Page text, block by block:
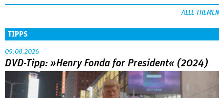
ALLE THEMEN
TIPPS
09.08.2026
DVD-Tipp: »Henry Fonda for President« (2024)